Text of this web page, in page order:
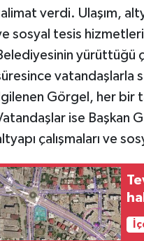
verdi. Ulaşım,
sosyal tesis
yürüttüğü
vatandaşlarla
Görgel, her bir
ise Başkan
çalışmaları ve